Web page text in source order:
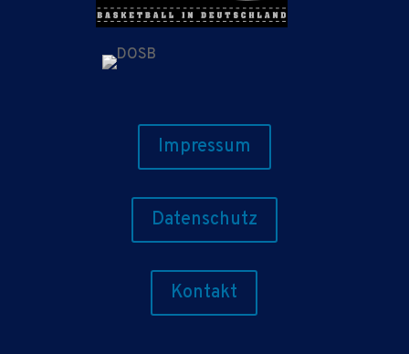
Impressum
Datenschutz
Kontakt